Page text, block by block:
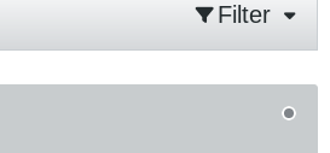
Filter